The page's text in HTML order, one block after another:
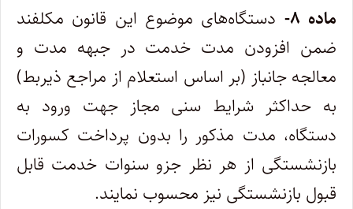
ماده ۸-
دستگاه‌های موضوع این قانون مکلفند
ضمن افزودن مدت خدمت در جبهه مدت و
معالجه جانباز (بر اساس استعلام از مراجع ذیربط)
به حداکثر شرایط سنی مجاز جهت ورود به
دستگاه، مدت مذکور را بدون پرداخت کسورات
بازنشستگی از هر نظر جزو سنوات خدمت قابل
قبول بازنشستگی نیز محسوب نمایند.